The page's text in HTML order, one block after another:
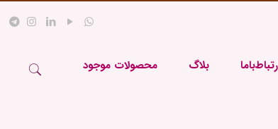
بلاگ محصولات موجود